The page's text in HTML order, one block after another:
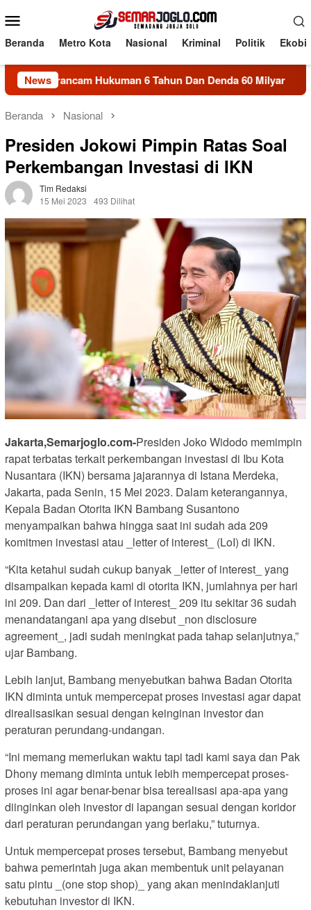
ke
kontenMobile
Beranda Metro Kota Nasional Kriminal Politik
News
Hukuman 6 Tahun Dan Denda 60 Milyar Proyek
Beranda Nasional
Presiden Jokowi Pimpin Ratas Soal
Perkembangan Investasi di IKN
Tim Redaksi
15 Mei 2023
493 Dilihat
Jakarta,Semarjoglo.com-Presiden Joko Widodo memimpin
rapat terbatas terkait perkembangan investasi di Ibu Kota
Nusantara (IKN) bersama jajarannya di Istana Merdeka,
Jakarta, pada Senin, 15 Mei 2023. Dalam keterangannya,
Kepala Badan Otorita IKN Bambang Susantono
menyampaikan bahwa hingga saat ini sudah ada 209
komitmen investasi atau _letter of interest_ (LoI) di IKN.
“Kita ketahui sudah cukup banyak _letter of interest_ yang
disampaikan kepada kami di otorita IKN, jumlahnya per hari
ini 209. Dan dari _letter of interest_ 209 itu sekitar 36 sudah
menandatangani apa yang disebut _non disclosure
agreement_, jadi sudah meningkat pada tahap selanjutnya,”
ujar Bambang.
Lebih lanjut, Bambang menyebutkan bahwa Badan Otorita
IKN diminta untuk mempercepat proses investasi agar dapat
direalisasikan sesuai dengan keinginan investor dan
peraturan perundang-undangan.
“Ini memang memerlukan waktu tapi tadi kami saya dan Pak
Dhony memang diminta untuk lebih mempercepat proses-
proses ini agar benar-benar bisa terealisasi apa-apa yang
diinginkan oleh investor di lapangan sesuai dengan koridor
dari peraturan perundangan yang berlaku,” tuturnya.
Untuk mempercepat proses tersebut, Bambang menyebut
bahwa pemerintah juga akan membentuk unit pelayanan
satu pintu _(one stop shop)_ yang akan menindaklanjuti
kebutuhan investor di IKN.